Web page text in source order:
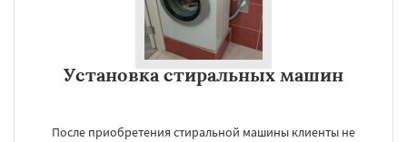
Установка стиральных машин
После приобретения стиральной машины клиенты не